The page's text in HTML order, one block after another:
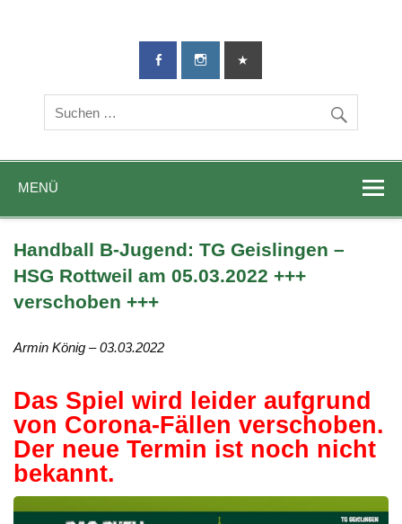
TG-Geislingen
DIE Sportadresse in Geislingen!
MENÜ
Handball B-Jugend: TG Geislingen –
HSG Rottweil am 05.03.2022 +++
verschoben +++
Armin König – 03.03.2022
Das Spiel wird leider aufgrund
von Corona-Fällen verschoben.
Der neue Termin ist noch nicht
bekannt.